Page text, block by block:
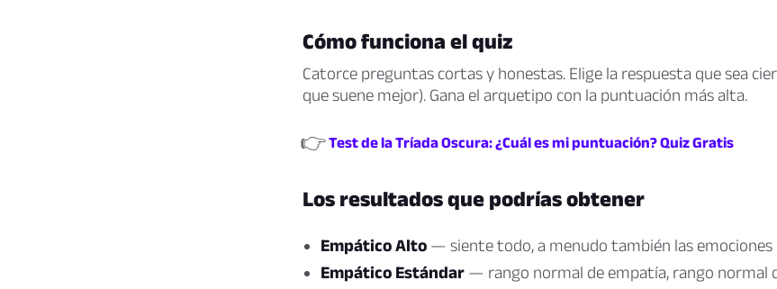
Cómo funciona el quiz
Catorce preguntas cortas y honestas. Elige la respuesta que sea
que suene mejor). Gana el arquetipo con la puntuación más alta.
👉Test de la Tríada Oscura: ¿Cuál es mi puntuación? Quiz Gratis
Los resultados que podrías obtener
Empático Alto — siente todo, a menudo también las
Empático Estándar — rango normal de empatía, rango normal